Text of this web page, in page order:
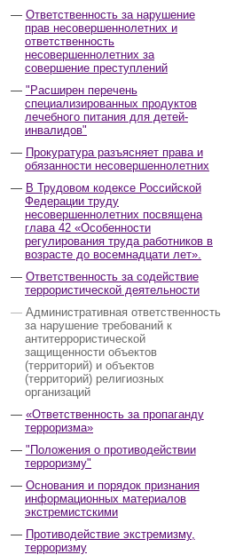
Ответственность за нарушение
прав несовершеннолетних и
ответственность
несовершеннолетних за
совершение преступлений
"Расширен перечень
специализированных продуктов
лечебного питания для детей-
инвалидов"
Прокуратура разъясняет права и
обязанности несовершеннолетних
В Трудовом кодексе Российской
Федерации труду
несовершеннолетних посвящена
глава 42 «Особенности
регулирования труда работников в
возрасте до восемнадцати лет».
Ответственность за содействие
террористической деятельности
Административная ответственность
за нарушение требований к
антитеррористической
защищенности объектов
(территорий) и объектов
(территорий) религиозных
организаций
«Ответственность за пропаганду
терроризма»
"Положения о противодействии
терроризму"
Основания и порядок признания
информационных материалов
экстремистскими
Противодействие экстремизму,
терроризму